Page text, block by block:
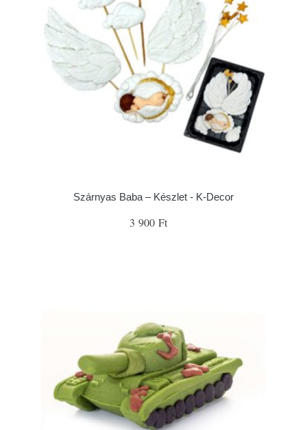
Szárnyas Baba – Készlet - K-Decor
3 900 Ft